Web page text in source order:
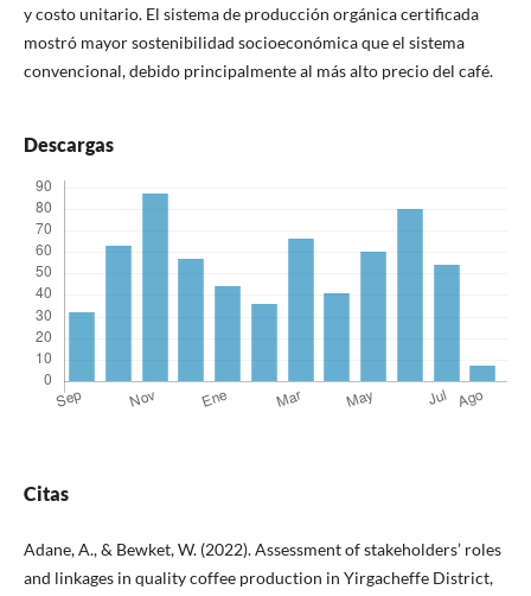
y costo unitario. El sistema de producción orgánica certificada
mostró mayor sostenibilidad socioeconómica que el sistema
convencional, debido principalmente al más alto precio del café.
Descargas
Citas
Adane, A., & Bewket, W. (2022). Assessment of stakeholders’ roles
and linkages in quality coffee production in Yirgacheffe District,